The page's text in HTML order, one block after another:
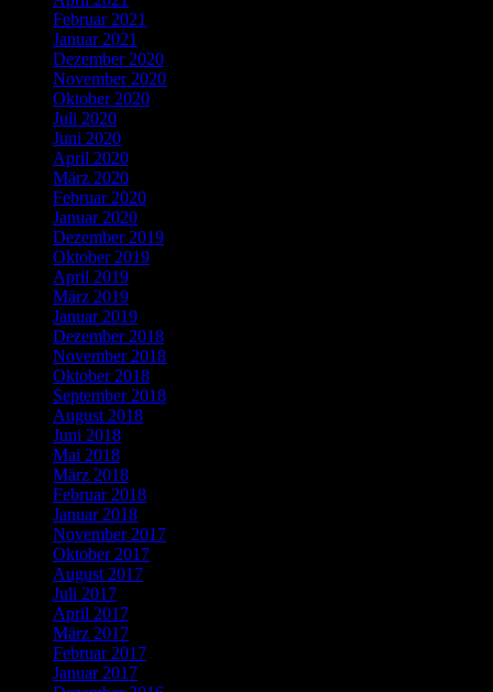
Februar 2021
Januar 2021
Dezember 2020
November 2020
Oktober 2020
Juli 2020
Juni 2020
April 2020
März 2020
Februar 2020
Januar 2020
Dezember 2019
Oktober 2019
April 2019
März 2019
Januar 2019
Dezember 2018
November 2018
Oktober 2018
September 2018
August 2018
Juni 2018
Mai 2018
März 2018
Februar 2018
Januar 2018
November 2017
Oktober 2017
August 2017
Juli 2017
April 2017
März 2017
Februar 2017
Januar 2017